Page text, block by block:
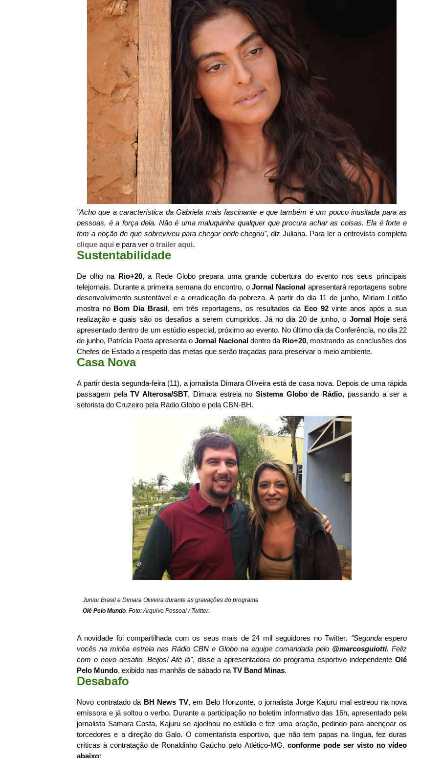
"Acho que a característica da Gabriela mais fascinante e que também é um pouco inusitada para as
pessoas, é a força dela. Não é uma maluquinha qualquer que procura achar as coisas. Ela é forte e
tem a noção de que sobreviveu para chegar onde chegou", diz Juliana. Para ler a entrevista completa
clique aqui e para ver o trailer aqui.
Sustentabilidade
De olho na Rio+20, a Rede Globo prepara uma grande cobertura do evento nos seus principais
telejornais. Durante a primeira semana do encontro, oJornal Nacional apresentará reportagens sobre
desenvolvimento sustentável e a erradicação da pobreza. A partir do dia 11 de junho, Miriam Leitão
mostra no Bom Dia Brasil, em três reportagens, os resultados da Eco 92vinte anos após a sua
realização e quais são os desafios a serem cumpridos. Já no dia 20 de junho, o Jornal Hojeserá
apresentado dentro de um estúdio especial, próximo ao evento. No último dia da Conferência, no dia 22
de junho, Patrícia Poeta apresenta oJornal Nacional dentro da Rio+20, mostrando as conclusões dos
Chefes de Estado a respeito das metas que serão traçadas para preservar o meio ambiente.
Casa Nova
A partir desta segunda-feira (11), a jornalista Dimara Oliveira está de casa nova. Depois de uma rápida
passagem pelaTV Alterosa/SBT, Dimara estreia noSistema Globo de Rádio, passando a ser a
setorista do Cruzeiro pela Rádio Globo e pela CBN-BH.
Junior Brasil e Dimara Oliveira durante as gravações do programa
Olé Pelo Mundo. Foto: Arquivo Pessoal / Twitter.
A novidade foi compartilhada com os seus mais de 24 mil seguidores no Twitter. "Segunda espero
vocês na minha estreia nas Rádio CBN e Globo na equipe comandada pelo @marcosguiotti. Feliz
com o novo desafio. Beijos! Até lá", disse a apresentadora do programa esportivo independenteOlé
Pelo Mundo, exibido nas manhãs de sábado na TV Band Minas.
Desabafo
Novo contratado da BH News TV, em Belo Horizonte, o jornalista Jorge Kajuru mal estreou na nova
emissora e já soltou o verbo. Durante a participação no boletim informativo das 16h, apresentado pela
jornalista Samara Costa, Kajuru se ajoelhou no estúdio e fez uma oração, pedindo para abençoar os
torcedores e a direção do Galo. O comentarista esportivo, que não tem papas na língua, fez duras
críticas à contratação de Ronaldinho Gaúcho pelo Atlético-MG, conforme pode ser visto no vídeo
abaixo: